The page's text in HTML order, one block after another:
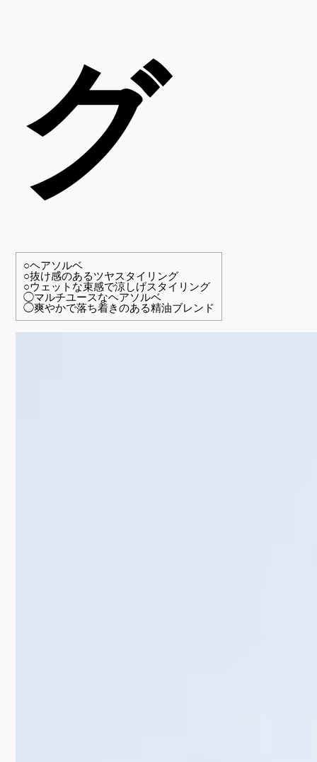
グ
○ヘアソルベ
○抜け感のあるツヤスタイリング
○ウェットな束感で涼しげスタイリング
◯マルチユースなヘアソルベ
◯爽やかで落ち着きのある精油ブレンド